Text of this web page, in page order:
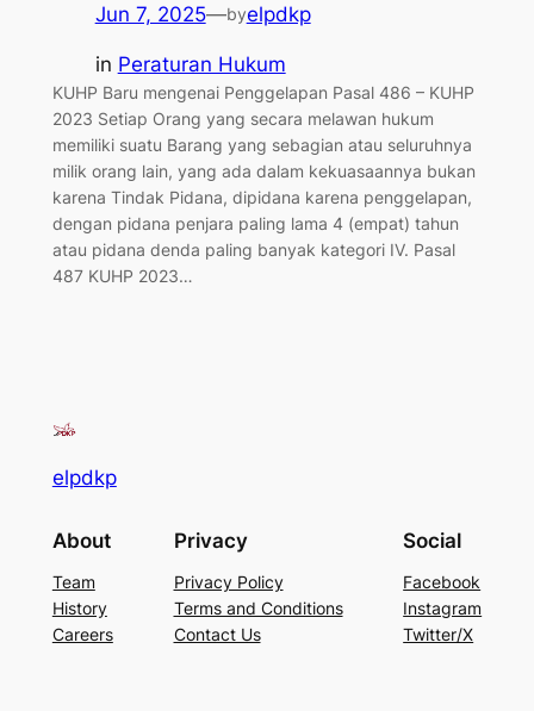
Jun 7, 2025—byelpdkp
in Peraturan Hukum
KUHP Baru mengenai Penggelapan Pasal 486 – KUHP
2023 Setiap Orang yang secara melawan hukum
memiliki suatu Barang yang sebagian atau seluruhnya
milik orang lain, yang ada dalam kekuasaannya bukan
karena Tindak Pidana, dipidana karena penggelapan,
dengan pidana penjara paling lama 4 (empat) tahun
atau pidana denda paling banyak kategori IV. Pasal
487 KUHP 2023…
elpdkp
About
Team
History
Careers
Privacy
Privacy Policy
Terms and Conditions
Contact Us
Social
Facebook
Instagram
Twitter/X